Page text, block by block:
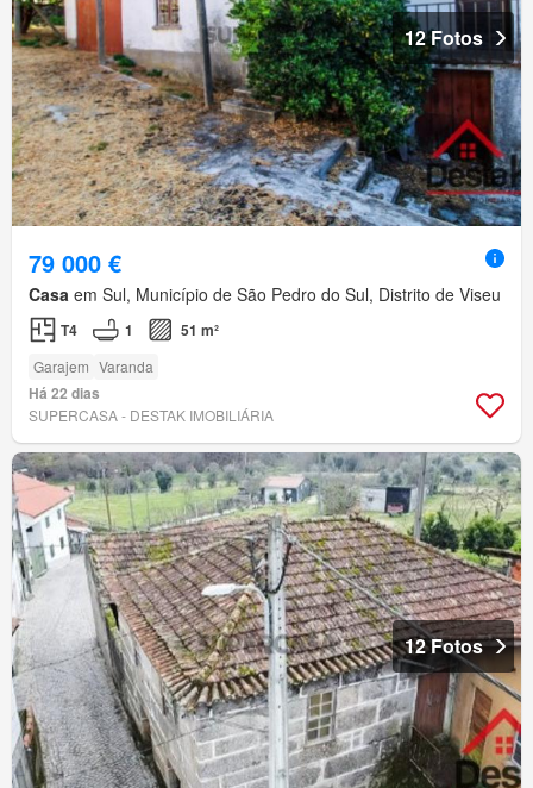
12 Fotos
79 000 €
Casa em Sul, Município de São Pedro do Sul, Distrito de Viseu
T4 1 51 m²
Garajem Varanda
Há 22 dias
SUPERCASA - DESTAK IMOBILIÁRIA
12 Fotos